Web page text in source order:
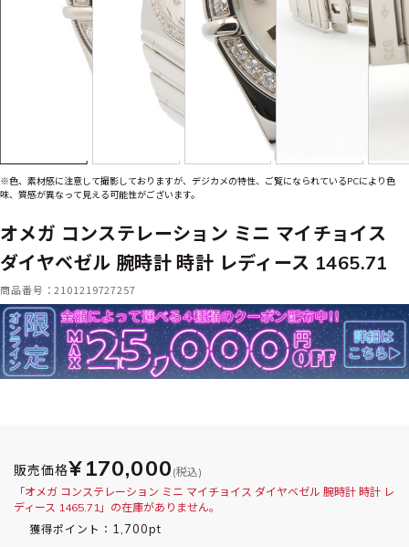
※色、素材感に注意して撮影しておりますが、デジカメの特性、ご覧になられているPCにより色
味、質感が異なって見える可能性がございます。
オメガ コンステレーション ミニ マイチョイス
ダイヤベゼル 腕時計 時計 レディース 1465.71
商品番号：2101219727257
販売価格¥170,000 (税込)
「オメガ コンステレーション ミニ マイチョイス ダイヤベゼル 腕時計 時計 レ
ディース 1465.71」の在庫がありません。
獲得ポイント： 1,700pt